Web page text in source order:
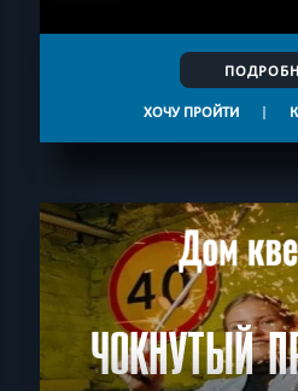
ХОЧУ ПРОЙТИ |
ЧОКНУТЫЙ